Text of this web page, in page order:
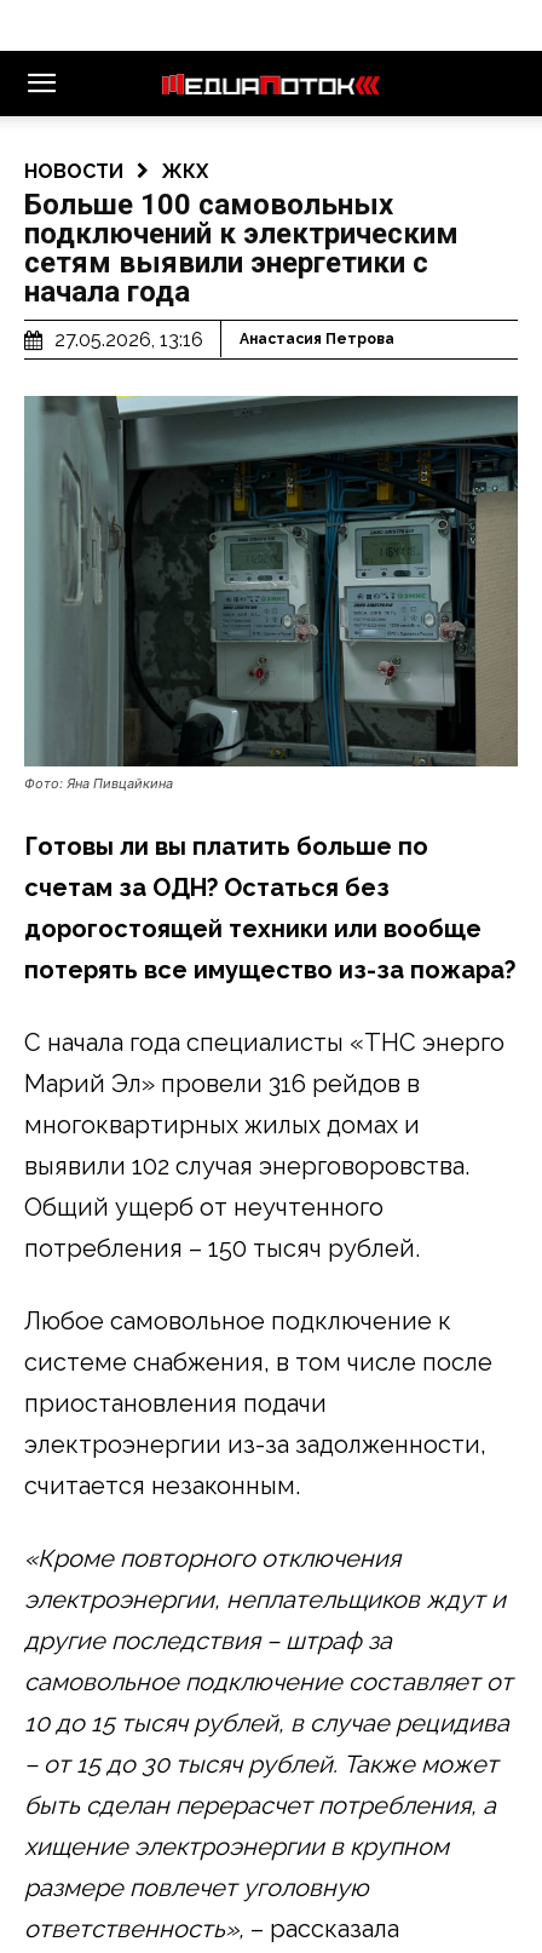
НОВОСТИ ЖКХ
Больше 100 самовольных
подключений к электрическим
сетям выявили энергетики с
начала года
27.05.2026, 13:16 Анастасия Петрова
Фото: Яна Пивцайкина
Готовы ли вы платить больше по
счетам за ОДН? Остаться без
дорогостоящей техники или вообще
потерять все имущество из-за пожара?
С начала года специалисты «ТНС энерго
Марий Эл» провели 316 рейдов в
многоквартирных жилых домах и
выявили 102 случая энерговоровства.
Общий ущерб от неучтенного
потребления – 150 тысяч рублей.
Любое самовольное подключение к
системе снабжения, в том числе после
приостановления подачи
электроэнергии из-за задолженности,
считается незаконным.
«Кроме повторного отключения
электроэнергии, неплательщиков ждут и
другие последствия – штраф за
самовольное подключение составляет от
10 до 15 тысяч рублей, в случае рецидива
– от 15 до 30 тысяч рублей. Также может
быть сделан перерасчет потребления, а
хищение электроэнергии в крупном
размере повлечет уголовную
ответственность», – рассказала